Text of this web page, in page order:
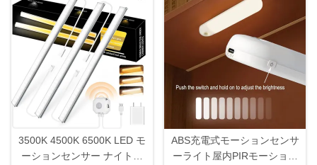
3500K 4500K 6500K LED モ
ーションセンサー ナイトラ
ABS充電式モーションセンサ
ーライト屋内PIRモーション